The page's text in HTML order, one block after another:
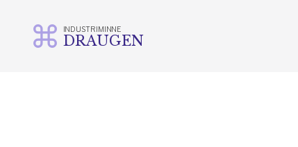
INDUSTRIMINNE
DRAUGEN